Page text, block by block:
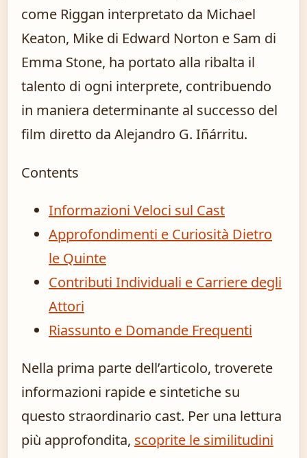
come Riggan interpretato da Michael
Keaton, Mike di Edward Norton e Sam di
Emma Stone, ha portato alla ribalta il
talento di ogni interprete, contribuendo
in maniera determinante al successo del
film diretto da Alejandro G. Iñárritu.
Contents
Informazioni Veloci sul Cast
Approfondimenti e Curiosità Dietro
le Quinte
Contributi Individuali e Carriere degli
Attori
Riassunto e Domande Frequenti
Nella prima parte dell’articolo, troverete
informazioni rapide e sintetiche su
questo straordinario cast. Per una lettura
più approfondita, scoprite le similitudini